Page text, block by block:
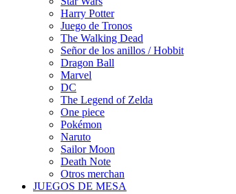
Harry Potter
Juego de Tronos
The Walking Dead
Señor de los anillos / Hobbit
Dragon Ball
Marvel
DC
The Legend of Zelda
One piece
Pokémon
Naruto
Sailor Moon
Death Note
Otros merchan
JUEGOS DE MESA